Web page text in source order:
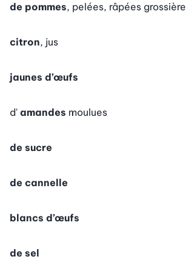
de pommes, pelées, râpées
citron, jus
jaunes d’œufs
d' amandes moulues
de sucre
de cannelle
blancs d’œufs
de sel